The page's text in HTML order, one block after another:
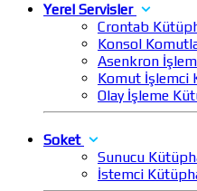
Yerel Servisler
Crontab
Konsol
Asenkron
Komut İşlemci
Olay İşleme
Soket
Sunucu
İstemci